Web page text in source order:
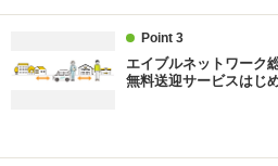
その他諸費用
さくらサポートサ
800円／月額 更新料
情報更新日 2026/08/05
Point 3
エイブルネットワーク
無料送迎サービスはじ